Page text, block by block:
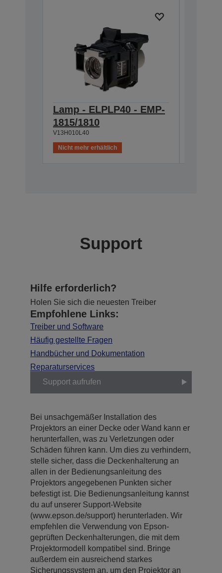
Lamp - ELPLP40 - EMP-
1815/1810
V13H010L40
Nicht mehr erhältlich
Support
Hilfe erforderlich?
Holen Sie sich die neuesten Treiber
Empfohlene Links:
Treiber und Software
Häufig gestellte Fragen
Handbücher und Dokumentation
Reparaturservices
Support aufrufen
Bei unsachgemäßer Installation des
Projektors an einer Decke oder Wand kann er
herunterfallen, was zu Verletzungen oder
Schäden führen kann. Um dies zu verhindern,
stelle sicher, dass die Deckenhalterung an
allen in der Bedienungsanleitung des
Projektors angegebenen Punkten sicher
befestigt ist. Die Bedienungsanleitung kannst
du auf unserer Support-Website
(www.epson.de/support) herunterladen. Wir
empfehlen die Verwendung von Epson-
geprüften Deckenhalterungen, die mit dem
Projektormodell kompatibel sind. Bringe
außerdem ein ausreichend starkes
Sicherungssystem an, um den Projektor an